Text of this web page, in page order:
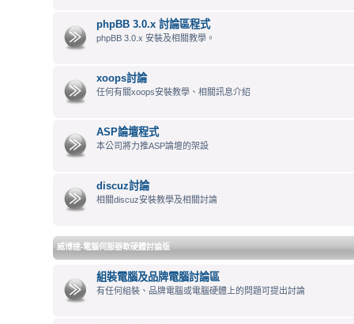
phpBB 3.0.x 討論區程式
phpBB 3.0.x 安裝及相關教學。
xoops討論
任何有關xoops安裝教學、相關訊息介紹
ASP論壇程式
本公司將力推ASP論壇的架設
discuz討論
相關discuz安裝教學及相關討論
威博達-電腦伺服器軟硬體討論版
組裝電腦及品牌電腦討論區
有任何組裝、品牌電腦或電腦硬體上的問題可提出討論